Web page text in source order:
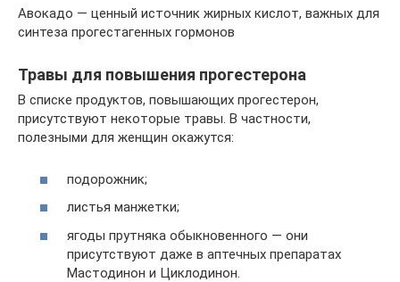
Авокадо — ценный источник жирных кислот, важных для
синтеза прогестагенных гормонов
Травы для повышения прогестерона
В списке продуктов, повышающих прогестерон,
присутствуют некоторые травы. В частности,
полезными для женщин окажутся:
подорожник;
листья манжетки;
ягоды прутняка обыкновенного — они
присутствуют даже в аптечных препаратах
Мастодинон и Циклодинон.